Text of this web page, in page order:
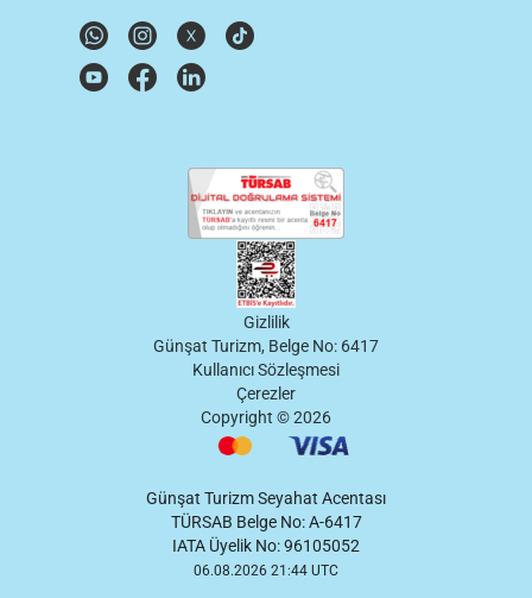
Gizlilik
Günşat Turizm, Belge No: 6417
Kullanıcı Sözleşmesi
Çerezler
Copyright ©2026
Günşat Turizm Seyahat Acentası
TÜRSAB Belge No: A-6417
IATA Üyelik No: 96105052
06.08.2026 21:44 UTC